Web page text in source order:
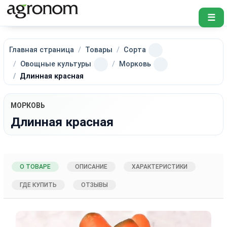
☰
Главная страница Товары
Сорта
Овощные культуры
Морковь
Длинная красная
МОРКОВЬ
Длинная красная
О ТОВАРЕ ОПИСАНИЕ ХАРАКТЕРИСТИКИ
ГДЕ КУПИТЬ ОТЗЫВЫ